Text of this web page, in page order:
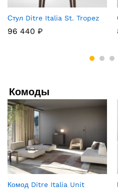
Стул Ditre Italia St. Tropez
96 440 ₽
Комоды
Комод Ditre Italia Unit